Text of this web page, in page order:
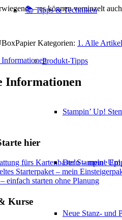
📚 Tipps & Techniken
Produkt-Tipps
Stampin’ Up!
Der Stampin‘
Neue Stanz- und
– es können vereinzelt
Kategorien: 1. Alle Artikel
Informationen
hier
fürs Kartenbasteln – meine
Starterpaket – mein
einfach starten ohne Planung
Kurse